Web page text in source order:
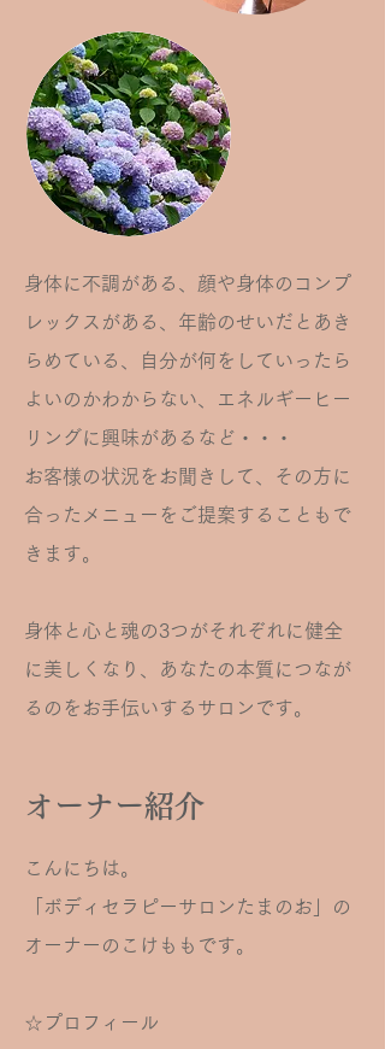
身体に不調がある、顔や身体のコンプ
レックスがある、年齢のせいだとあき
らめている、自分が何をしていったら
よいのかわからない、エネルギーヒー
リングに興味があるなど・・・
お客様の状況をお聞きして、その方に
合ったメニューをご提案することもで
きます。
身体と心と魂の3つがそれぞれに健全
に美しくなり、あなたの本質につなが
るのをお手伝いするサロンです。
​オーナー紹介
こんにちは。
「ボディセラピーサロンたまのお」の
オーナーのこけももです。
☆プロフィール